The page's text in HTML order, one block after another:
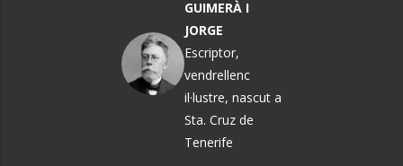
GUIMERÀ I
JORGE
Escriptor,
vendrellenc
il·lustre, nascut a
Sta. Cruz de
Tenerife